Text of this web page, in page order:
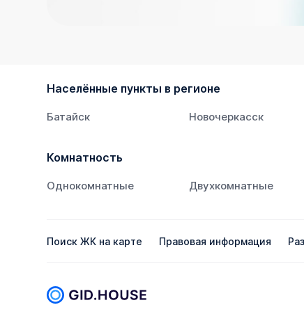
Населённые пункты в регионе
Батайск Новочеркасск
Комнатность
Однокомнатные Двухкомнатные
Поиск ЖК на карте Правовая информация